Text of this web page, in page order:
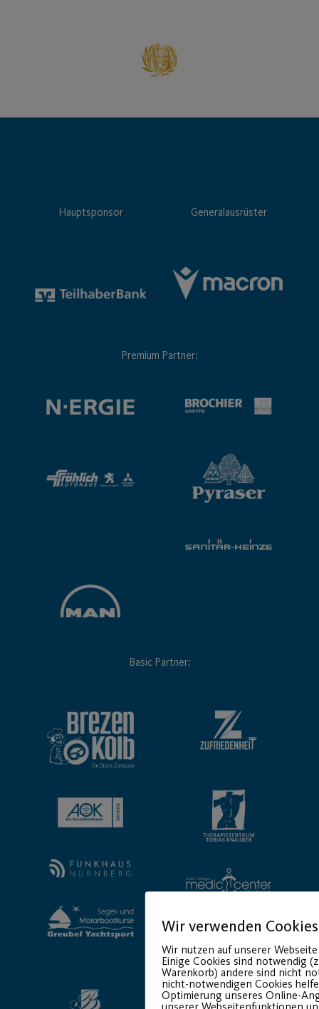
Hauptsponsor Generalausrüster
Premium Partner:
Basic Partner:
Wir verwenden Cookies
Wir nutzen auf unserer
Einige Cookies sind notwendig
Warenkorb) andere sind nicht
nicht-notwendigen Cookies
Optimierung unseres Online-